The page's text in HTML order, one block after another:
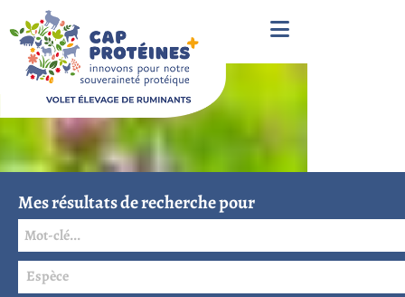
Mes résultats de recherche pour
Espèce